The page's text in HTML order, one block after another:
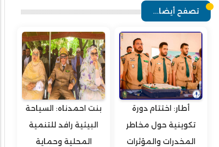
تصفح أيضا...
أطار: اختتام دورة
تكوينية حول مخاطر
المخدرات والمؤثرات
بنت احمدناه: السياحة
البيئية رافد للتنمية
المحلية وحماية